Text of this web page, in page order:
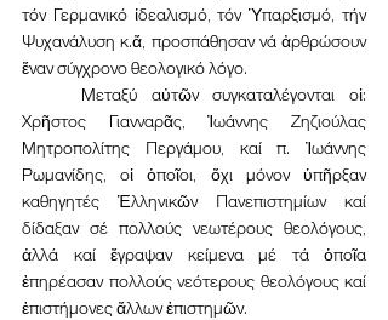
τόν Γερμανικό ἰδεαλισμό, τόν Ὑπαρξισμό, τήν
Ψυχανάλυση κ.ἄ, προσπάθησαν νά ἀρθρώσουν
ἕναν σύγχρονο θεολογικό λόγο.
Χρῆστος Γιανναρᾶς, Ἰωάννης Ζηζιούλας
Μητροπολίτης Περγάμου, καί π. Ἰωάννης
Ρωμανίδης, οἱ ὁποῖοι, ὄχι μόνον ὑπῆρξαν
καθηγητές Ἑλληνικῶν Πανεπιστημίων καί
δίδαξαν σέ πολλούς νεωτέρους θεολόγους,
ἀλλά καί ἔγραψαν κείμενα μέ τά ὁποῖα
ἐπηρέασαν πολλούς νεότερους θεολόγους καί
ἐπιστήμονες ἄλλων ἐπιστημῶν.